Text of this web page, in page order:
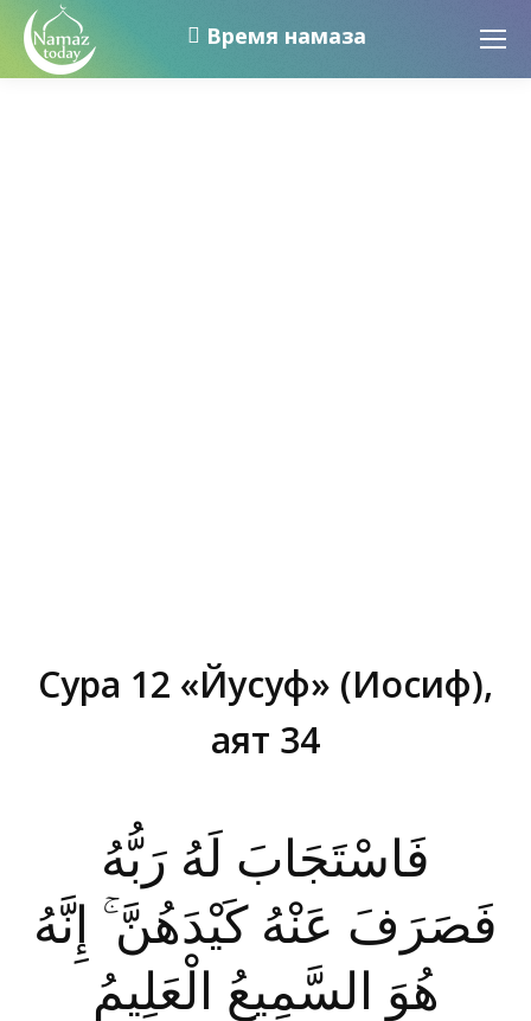
Время намаза
Сура 12 «Йусуф» (Иосиф),
аят 34
فَاسْتَجَابَ لَهُ رَبُّهُ
فَصَرَفَ عَنْهُ كَيْدَهُنَّ ۚ إِنَّهُ
هُوَ السَّمِيعُ الْعَلِيمُ